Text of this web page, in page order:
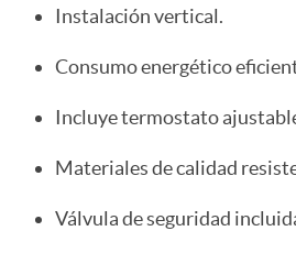
Instalación vertical.
Consumo energético
Incluye termostato
Materiales de calidad
Válvula de seguridad